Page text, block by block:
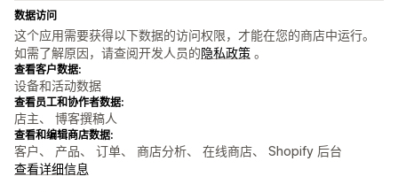
数据访问
这个应用需要获得以下数据的访问权限，才能在您的商店中运行。
如需了解原因，请查阅开发人员的隐私政策 。
查看客户数据:
设备和活动数据
查看员工和协作者数据:
店主、 博客撰稿人
查看和编辑商店数据:
客户、 产品、 订单、 商店分析、 在线商店、 Shopify 后台
查看详细信息